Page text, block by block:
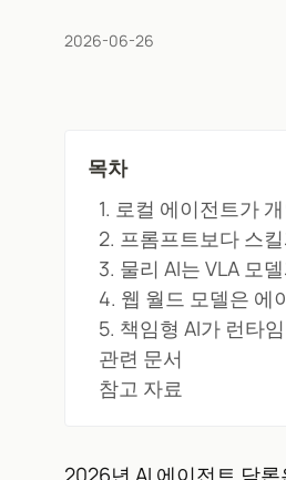
2026-06-26
목차
1. 로컬 에이전트가
2. 프롬프트보다 스
3. 물리 AI는 VLA 모
4. 웹 월드 모델은 에
5. 책임형 AI가 런타
관련 문서
참고 자료
2026년 AI 에이전트 담